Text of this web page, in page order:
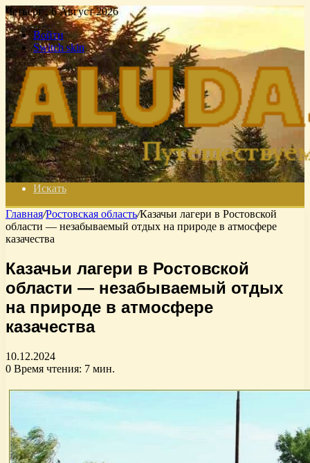
Четверг , 6 Август 2026
Войти
Switch skin
Искать
Главная/Ростовская область/Казачьи лагери в Ростовской
области — незабываемый отдых на природе в атмосфере
казачества
Казачьи лагери в Ростовской
области — незабываемый отдых
на природе в атмосфере
казачества
10.12.2024
0 Время чтения: 7 мин.